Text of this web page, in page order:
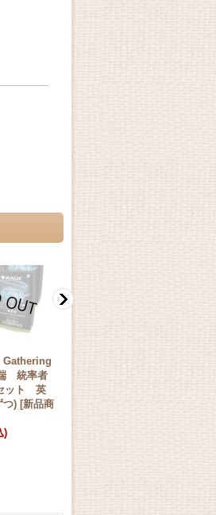
Gathering
統率者
ット 英
つ) [新品商
)